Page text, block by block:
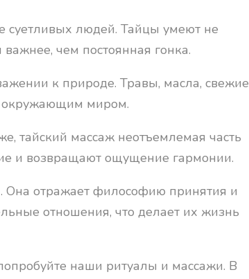
суетливых людей. Тайцы умеют не
чем постоянная гонка.
к природе. Травы, масла, свежие
окружающим миром.
тайский массаж неотъемлемая часть
и возвращают ощущение гармонии.
Она отражает философию принятия и
отношения, что делает их жизнь
наши ритуалы и массажи. В